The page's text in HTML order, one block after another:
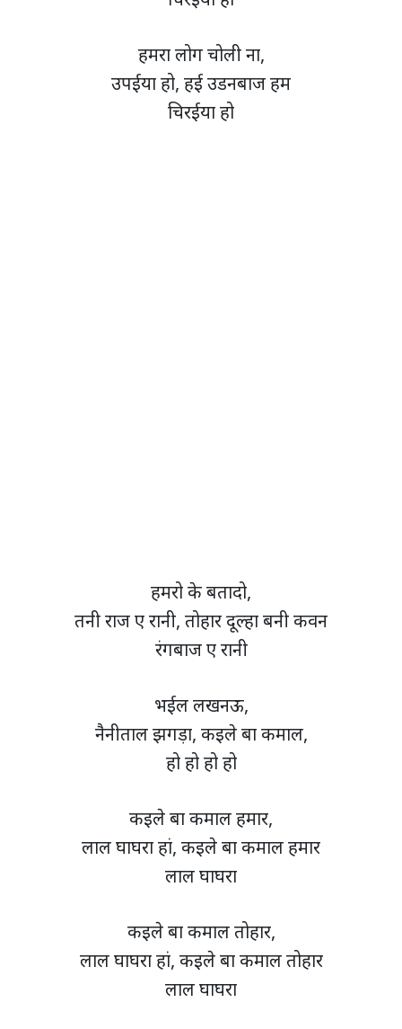
हमरा लोग चोली ना,
उपईया हो, हई उडनबाज हम
चिरईया हो
हमरो के बतादो,
तनी राज ए रानी, तोहार दूल्हा बनी कवन
रंगबाज ए रानी
भईल लखनऊ,
नैनीताल झगड़ा, कइले बा कमाल,
हो हो हो हो
कइले बा कमाल हमार,
लाल घाघरा हां, कइले बा कमाल हमार
लाल घाघरा
कइले बा कमाल तोहार,
लाल घाघरा हां, कइले बा कमाल तोहार
लाल घाघरा